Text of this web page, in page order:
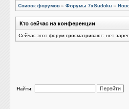
Список форумов » Форумы 7xSudoku »
Кто сейчас на конференции
Сейчас этот форум просматривают: нет
Найти: